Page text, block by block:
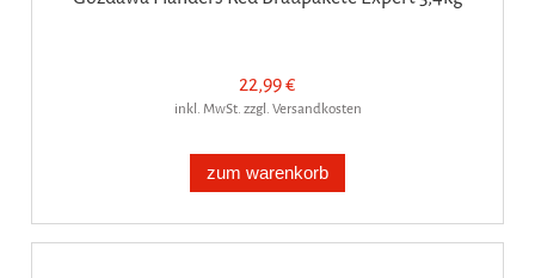
22,99 €
inkl. MwSt. zzgl. Versandkosten
zum warenkorb